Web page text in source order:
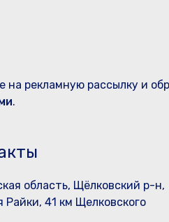
на рекламную рассылку и
.
область, Щёлковский р-н,
Райки, 41 км Щелковского